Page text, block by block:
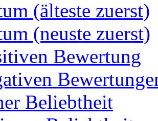
(älteste zuerst)
(neuste zuerst)
Bewertung
Beliebtheit